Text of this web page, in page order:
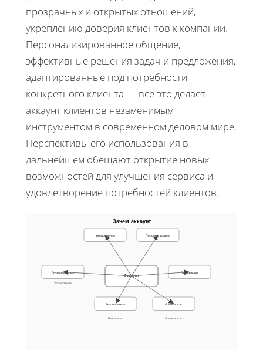
прозрачных и открытых отношений,
укреплению доверия клиентов к компании.
Персонализированное общение,
эффективные решения задач и предложения,
адаптированные под потребности
конкретного клиента — все это делает
аккаунт клиентов незаменимым
инструментом в современном деловом мире.
Перспективы его использования в
дальнейшем обещают открытие новых
возможностей для улучшения сервиса и
удовлетворение потребностей клиентов.
Зачем аккаунт
Аккаунт
Уведомления Персонализация
Личные данные Транзакции
Безопасность Лояльность
Управление
Безопасно Лояльность